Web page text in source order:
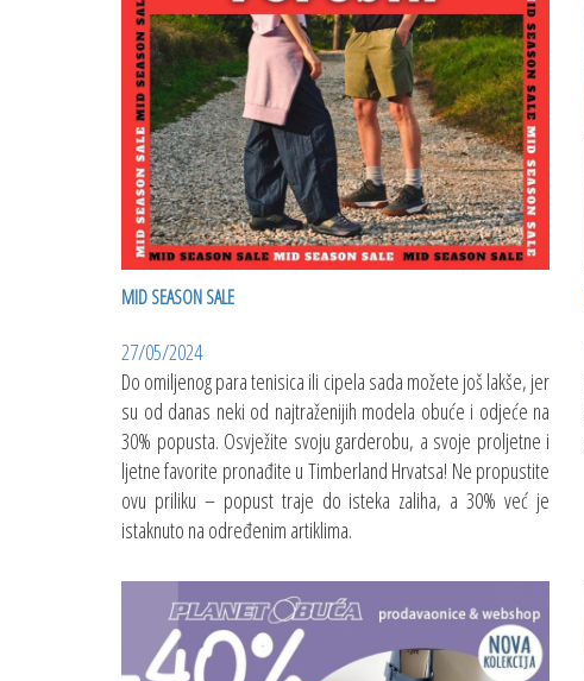
MID SEASON SALE
27/05/2024
Do omiljenog para tenisica ili cipela sada možete još lakše, jer
su od danas neki od najtraženijih modela obuće i odjeće na
30% popusta. Osvježite svoju garderobu, a svoje proljetne i
ljetne favorite pronađite u Timberland Hrvatsa! Ne propustite
ovu priliku – popust traje do isteka zaliha, a 30% već je
istaknuto na određenim artiklima.